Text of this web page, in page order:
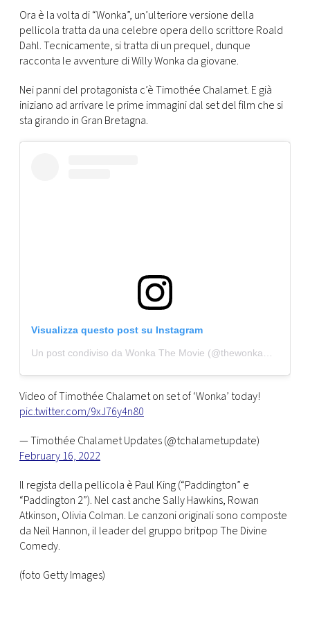
Ora è la volta di “Wonka”, un’ulteriore versione della
pellicola tratta da una celebre opera dello scrittore Roald
Dahl. Tecnicamente, si tratta di un prequel, dunque
racconta le avventure di Willy Wonka da giovane.
Nei panni del protagonista c’è Timothée Chalamet. E già
iniziano ad arrivare le prime immagini dal set del film che si
sta girando in Gran Bretagna.
Visualizza questo post su Instagram
Un post condiviso da Wonka The Movie (@thewonkamovie)
Video of Timothée Chalamet on set of ‘Wonka’ today!
pic.twitter.com/9xJ76y4n80
— Timothée Chalamet Updates (@tchalametupdate)
February 16, 2022
Il regista della pellicola è Paul King (“Paddington” e
“Paddington 2”). Nel cast anche Sally Hawkins, Rowan
Atkinson, Olivia Colman. Le canzoni originali sono composte
da Neil Hannon, il leader del gruppo britpop The Divine
Comedy.
(foto Getty Images)